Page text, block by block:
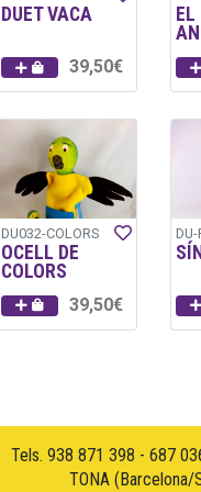
DUET VACA
39,50€
EL
DU032-COLORS
OCELL DE
COLORS
39,50€
DU-
Tels. 938 871 398 - 687
TONA (Barcelona/